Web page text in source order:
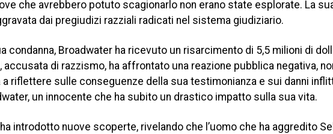
che avrebbero potuto scagionarlo non erano state esplorate. La
dai pregiudizi razziali radicati nel sistema giudiziario.
condanna, Broadwater ha ricevuto un risarcimento di 5,5 milioni di
accusata di razzismo, ha affrontato una reazione pubblica negativa,
riflettere sulle conseguenze della sua testimonianza e sui danni
un innocente che ha subito un drastico impatto sulla sua vita.
introdotto nuove scoperte, rivelando che l’uomo che ha aggredito